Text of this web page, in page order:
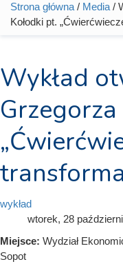
Jesteś tutaj
Strona główna / Media /
Kołodki pt.
Wykład
wykład
wtorek, 28
Miejsce: Wydział
Sopot